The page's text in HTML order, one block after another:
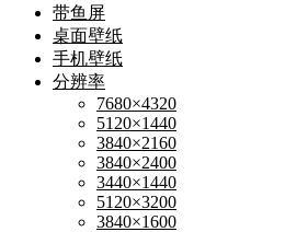
带鱼屏
桌面壁纸
手机壁纸
分辨率
7680×4320
5120×1440
3840×2160
3840×2400
3440×1440
5120×3200
3840×1600